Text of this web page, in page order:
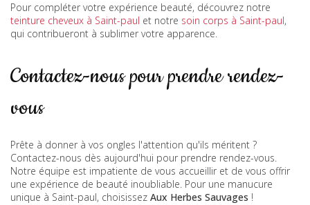
Pour compléter votre expérience beauté, découvrez notre
teinture cheveux à Saint-paul et notre soin corps à Saint-paul,
qui contribueront à sublimer votre apparence.
Contactez-nous pour prendre rendez-
vous
Prête à donner à vos ongles l'attention qu'ils méritent ?
Contactez-nous dès aujourd'hui pour prendre rendez-vous.
Notre équipe est impatiente de vous accueillir et de vous offrir
une expérience de beauté inoubliable. Pour une manucure
unique à Saint-paul, choisissez Aux Herbes Sauvages !